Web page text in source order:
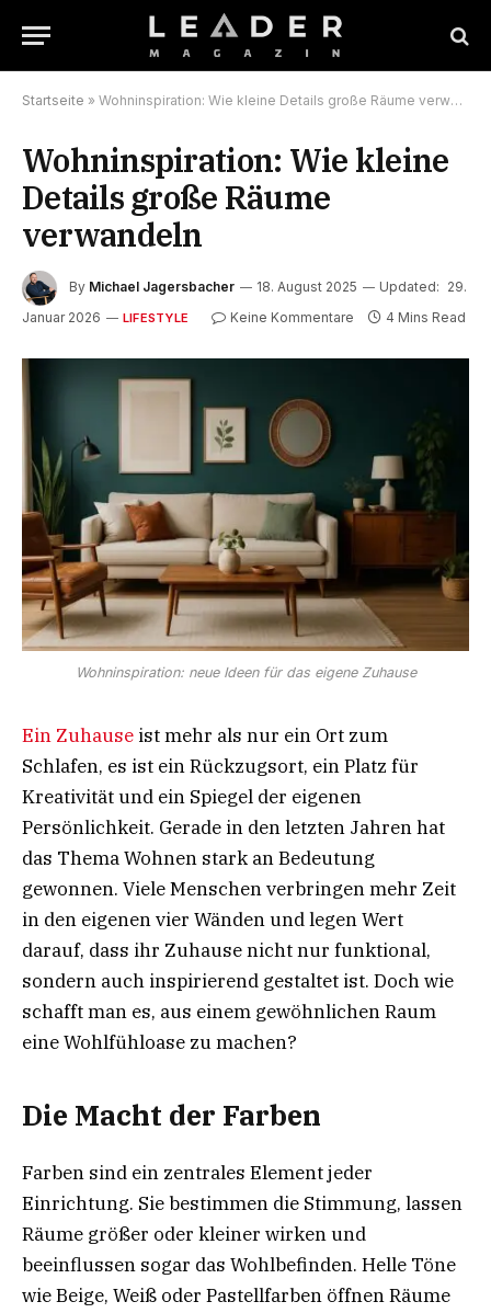
Startseite » Wohninspiration: Wie kleine Details große Räume verwandeln
Wohninspiration: Wie kleine
Details große Räume
verwandeln
By Michael Jagersbacher 18. August 2025 Updated: 29.
Januar 2026
LIFESTYLE Keine Kommentare 4 Mins Read
Wohninspiration: neue Ideen für das eigene Zuhause
Ein Zuhause ist mehr als nur ein Ort zum
Schlafen, es ist ein Rückzugsort, ein Platz für
Kreativität und ein Spiegel der eigenen
Persönlichkeit. Gerade in den letzten Jahren hat
das Thema Wohnen stark an Bedeutung
gewonnen. Viele Menschen verbringen mehr Zeit
in den eigenen vier Wänden und legen Wert
darauf, dass ihr Zuhause nicht nur funktional,
sondern auch inspirierend gestaltet ist. Doch wie
schafft man es, aus einem gewöhnlichen Raum
eine Wohlfühloase zu machen?
Die Macht der Farben
Farben sind ein zentrales Element jeder
Einrichtung. Sie bestimmen die Stimmung, lassen
Räume größer oder kleiner wirken und
beeinflussen sogar das Wohlbefinden. Helle Töne
wie Beige, Weiß oder Pastellfarben öffnen Räume